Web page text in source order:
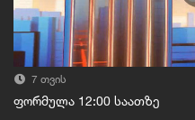
7 თვის
ფორმულა 12:00 საათზე